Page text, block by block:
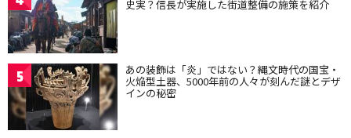
史実？信長が実施した街道整備の施策を紹介
5 あの装飾は「炎」ではない？縄文時代の国宝・
火焔型土器、5000年前の人々が刻んだ謎とデザ
インの秘密